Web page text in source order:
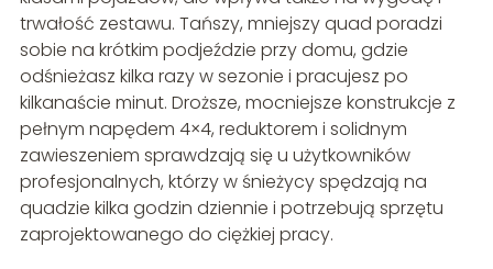
trwałość zestawu. Tańszy, mniejszy quad poradzi
sobie na krótkim podjeździe przy domu, gdzie
odśnieżasz kilka razy w sezonie i pracujesz po
kilkanaście minut. Droższe, mocniejsze konstrukcje z
pełnym napędem 4×4, reduktorem i solidnym
zawieszeniem sprawdzają się u użytkowników
profesjonalnych, którzy w śnieżycy spędzają na
quadzie kilka godzin dziennie i potrzebują sprzętu
zaprojektowanego do ciężkiej pracy.